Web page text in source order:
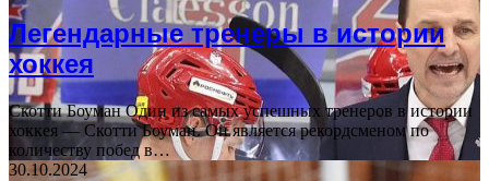
Легендарные тренеры в истории
хоккея
Скотти Боуман Один из самых успешных тренеров в истории
хоккея — Скотти Боуман. Он является рекордсменом по
количеству побед в…
30.10.2024